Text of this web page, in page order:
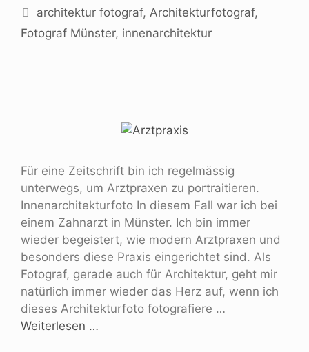
architektur fotograf, Architekturfotograf,
Fotograf Münster, innenarchitektur
Für eine Zeitschrift bin ich regelmässig
unterwegs, um Arztpraxen zu portraitieren.
Innenarchitekturfoto In diesem Fall war ich bei
einem Zahnarzt in Münster. Ich bin immer
wieder begeistert, wie modern Arztpraxen und
besonders diese Praxis eingerichtet sind. Als
Fotograf, gerade auch für Architektur, geht mir
natürlich immer wieder das Herz auf, wenn ich
dieses Architekturfoto fotografiere …
Weiterlesen …